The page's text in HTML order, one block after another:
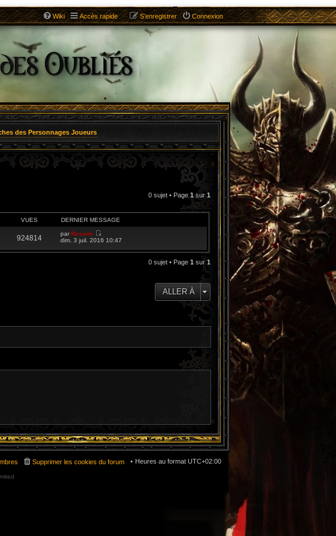
Wiki Accès rapide Connexion
S’enregistrer
des Personnages Joueurs
0 sujet • Page 1sur 1
VUES DERNIER MESSAGE
924814
parResane
V
i
dim. 3 juil. 2016 10:47
0 sujet • Page 1 sur 1
ALLER À
Heures au format UTC+02:00
Supprimer les cookies du forum